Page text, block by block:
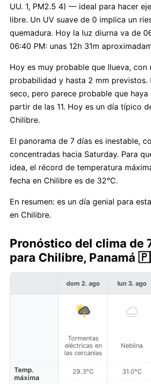
UU. 1, PM2.5 4) — ideal para hacer
libre. Un UV suave de 0 implica un
quemadura. Hoy la luz diurna va de
06:40 PM: unas 12h 31m
Hoy es muy probable que llueva, con
probabilidad y hasta 2 mm previstos.
seco, pero parece probable que haya
partir de las 11. Hoy es un día típico
Chilibre.
El panorama de 7 días es inestable,
concentradas hacia Saturday. Para
idea, el récord de temperatura
fecha en Chilibre es de 32°C.
En resumen: es un día genial para
en Chilibre.
Pronóstico del clima de
para Chilibre, Panamá
Temp.
máxima
dom 2. ago
Tormentas
eléctricas en
las cercanías
29.3°C
lun 3. ago
Neblina
31.0°C